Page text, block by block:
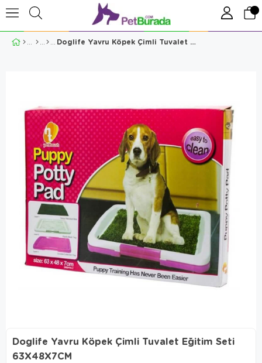
Doglife Yavru Köpek Çimli Tuvalet Eğitim Seti 63X48X7CM
Doglife Yavru Köpek Çimli Tuvalet Eğitim Seti
63X48X7CM